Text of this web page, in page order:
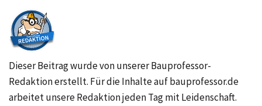
Dieser Beitrag wurde von unserer Bauprofessor-
Redaktion erstellt. Für die Inhalte auf bauprofessor.de
arbeitet unsere Redaktion jeden Tag mit Leidenschaft.